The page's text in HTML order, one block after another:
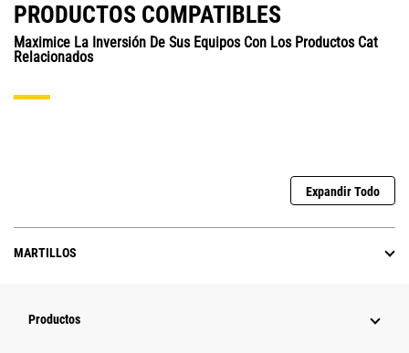
PRODUCTOS COMPATIBLES
Maximice La Inversión De Sus Equipos Con Los Productos Cat
Relacionados
Expandir Todo
MARTILLOS
Productos